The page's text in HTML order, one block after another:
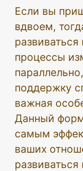
Если вы
вдвоем,
процессы
поддержку
важная
Данный
самым
ваших